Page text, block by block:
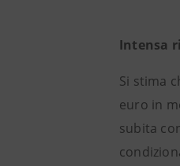
Intensa
Si stima
euro in
subita